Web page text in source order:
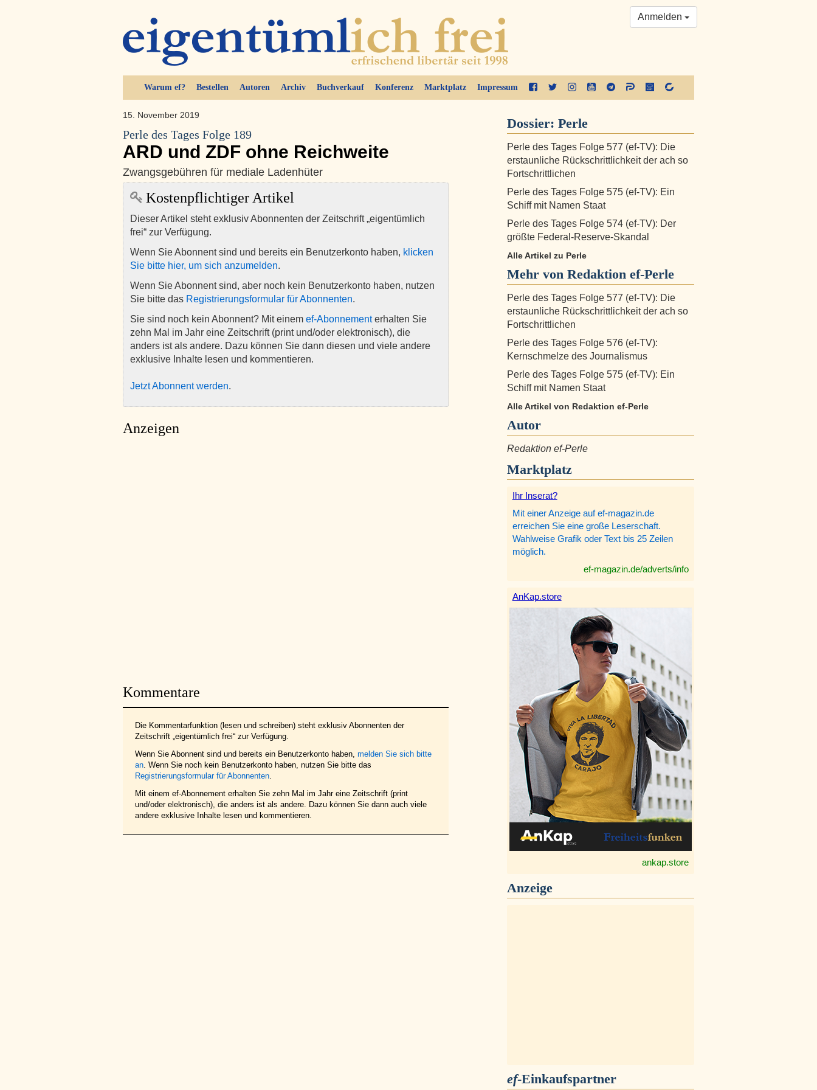
Warum ef? Bestellen Autoren Archiv Buchverkauf Konferenz Marktplatz Impressum
Anmelden
15. November 2019
Perle des Tages Folge 189
ARD und ZDF ohne Reichweite
Zwangsgebühren für mediale Ladenhüter
Kostenpflichtiger Artikel
Dieser Artikel steht exklusiv Abonnenten der Zeitschrift „eigentümlich
frei“ zur Verfügung.
Wenn Sie Abonnent sind und bereits ein Benutzerkonto haben, klicken
Sie bitte hier, um sich anzumelden.
Wenn Sie Abonnent sind, aber noch kein Benutzerkonto haben, nutzen
Sie bitte das Registrierungsformular für Abonnenten.
Sie sind noch kein Abonnent? Mit einem ef-Abonnementerhalten Sie
zehn Mal im Jahr eine Zeitschrift (print und/oder elektronisch), die
anders ist als andere. Dazu können Sie dann diesen und viele andere
exklusive Inhalte lesen und kommentieren.
Jetzt Abonnent werden.
Anzeigen
Kommentare
Die Kommentarfunktion (lesen und schreiben) steht exklusiv Abonnenten der
Zeitschrift „eigentümlich frei“ zur Verfügung.
Wenn Sie Abonnent sind und bereits ein Benutzerkonto haben, melden Sie sich bitte
an. Wenn Sie noch kein Benutzerkonto haben, nutzen Sie bitte das
Registrierungsformular für Abonnenten.
Mit einem ef-Abonnement erhalten Sie zehn Mal im Jahr eine Zeitschrift (print
und/oder elektronisch), die anders ist als andere. Dazu können Sie dann auch viele
andere exklusive Inhalte lesen und kommentieren.
Dossier: Perle
Perle des Tages Folge 577 (ef-TV): Die
erstaunliche Rückschrittlichkeit der ach so
Fortschrittlichen
Perle des Tages Folge 575 (ef-TV): Ein
Schiff mit Namen Staat
Perle des Tages Folge 574 (ef-TV): Der
größte Federal-Reserve-Skandal
Alle Artikel zu Perle
Mehr von Redaktion ef-Perle
Perle des Tages Folge 577 (ef-TV): Die
erstaunliche Rückschrittlichkeit der ach so
Fortschrittlichen
Perle des Tages Folge 576 (ef-TV):
Kernschmelze des Journalismus
Perle des Tages Folge 575 (ef-TV): Ein
Schiff mit Namen Staat
Alle Artikel von Redaktion ef-Perle
Autor
Redaktion ef-Perle
Marktplatz
Ihr Inserat?
Mit einer Anzeige auf ef-magazin.de
erreichen Sie eine große Leserschaft.
Wahlweise Grafik oder Text bis 25 Zeilen
möglich.
ef-magazin.de/adverts/info
AnKap.store
ankap.store
Anzeige
ef-Einkaufspartner